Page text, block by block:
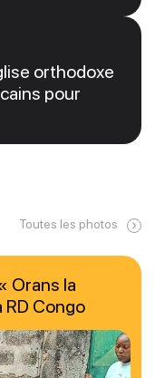
orthodoxe
pour
Toutes les photos
Orans la
RD Congo